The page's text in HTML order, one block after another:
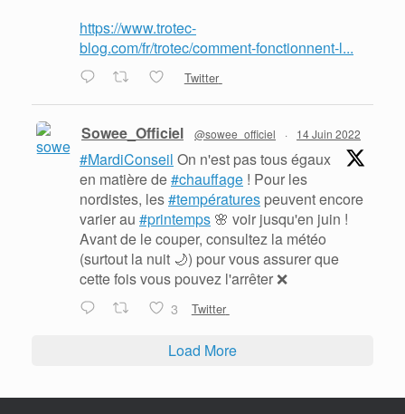
https://www.trotec-
blog.com/fr/trotec/comment-fonctionnent-l...
Twitter
Sowee_Officiel @sowee_officiel · 14 Juin 2022
#MardiConseil On n'est pas tous égaux
en matière de#chauffage ! Pour les
nordistes, les#températures peuvent encore
varier au #printemps 🌸 voir jusqu'en juin !
Avant de le couper, consultez la météo
(surtout la nuit 🌙) pour vous assurer que
cette fois vous pouvez l'arrêter ❌
3 Twitter
Load More